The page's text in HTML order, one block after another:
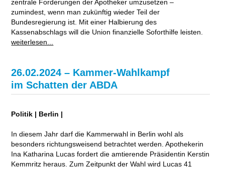
zentrale Forderungen der Apotheker umzusetzen –
zumindest, wenn man zukünftig wieder Teil der
Bundesregierung ist. Mit einer Halbierung des
Kassenabschlags will die Union finanzielle Soforthilfe leisten.
weiterlesen...
26.02.2024 – Kammer-Wahlkampf
im Schatten der ABDA
Politik | Berlin |
In diesem Jahr darf die Kammerwahl in Berlin wohl als
besonders richtungsweisend betrachtet werden. Apothekerin
Ina Katharina Lucas fordert die amtierende Präsidentin Kerstin
Kemmritz heraus. Zum Zeitpunkt der Wahl wird Lucas 41